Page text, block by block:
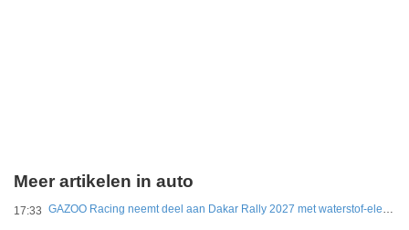
Meer artikelen in auto
17:33 GAZOO Racing neemt deel aan Dakar Rally 2027 met waterstof-elektrisch prototype van DKR GR Hilux